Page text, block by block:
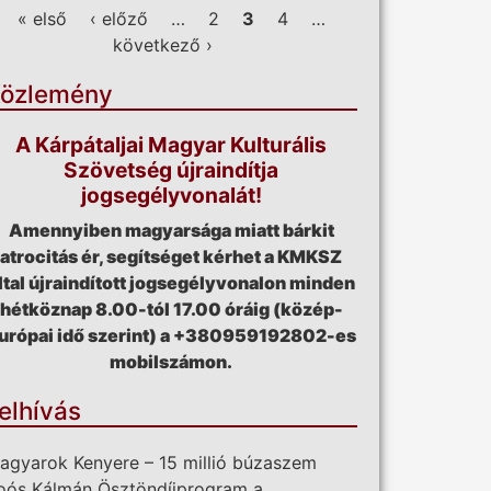
Oldalak
« első ‹ előző … 2 3 4
…
következő ›
A Kárpátaljai Magyar Kulturális
Szövetség újraindítja
jogsegélyvonalát!
Amennyiben magyarsága miatt bárkit
atrocitás ér, segítséget kérhet a KMKSZ
újraindított jogsegélyvonalon minden
hétköznap 8.00-tól 17.00 óráig (közép-
idő szerint) a +380959192802-es
mobilszámon.
Kenyere – 15 millió búzaszem